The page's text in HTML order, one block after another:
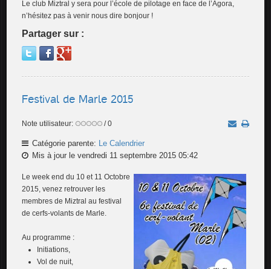
Le club Miztral y sera pour l’école de pilotage en face de l’Agora,
n’hésitez pas à venir nous dire bonjour !
Partager sur :
Festival de Marle 2015
Note utilisateur: / 0
Catégorie parente: Le Calendrier
Mis à jour le vendredi 11 septembre 2015 05:42
Le week end du 10 et 11 Octobre
2015, venez retrouver les
membres de Miztral au festival
de cerfs-volants de Marle.
Au programme :
Initiations,
Vol de nuit,